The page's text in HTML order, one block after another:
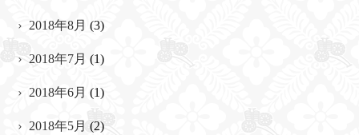
2018年8月 (3)
2018年7月 (1)
2018年6月 (1)
2018年5月 (2)